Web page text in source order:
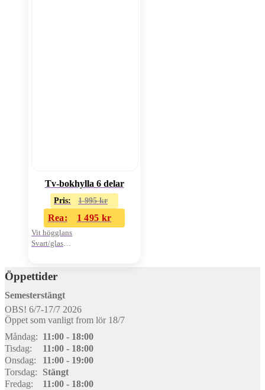
Tv-bokhylla 6 delar
Pris: 1 995kr
Rea: 1 495 kr
Vit högglans
Svart/glas
Öppettider
Semesterstängt
OBS! 6/7-17/7 2026
Öppet som vanligt from lör 18/7
Måndag: 11:00 - 18:00
Tisdag:
11:00 - 18:00
Onsdag:
11:00 - 19:00
Torsdag:
Stängt
Fredag:
11:00 - 18:00